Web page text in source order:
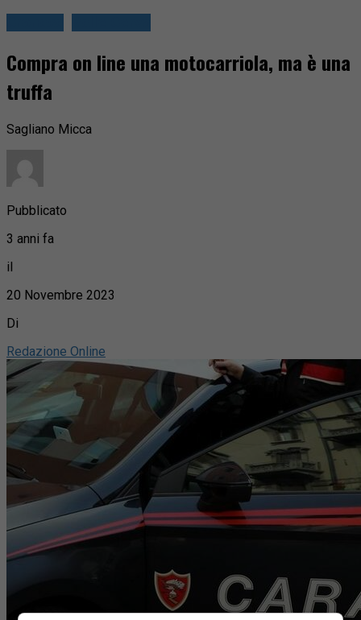
Compra on line una motocarriola, ma è una
truffa
Sagliano Micca
Pubblicato
3 anni fa
il
20 Novembre 2023
Di
Redazione Online